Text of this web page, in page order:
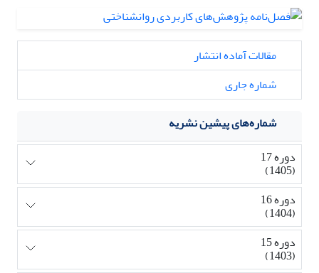
مقالات آماده انتشار
شماره جاری
شماره‌های پیشین نشریه
دوره 17
(1405)
دوره 16
(1404)
دوره 15
(1403)